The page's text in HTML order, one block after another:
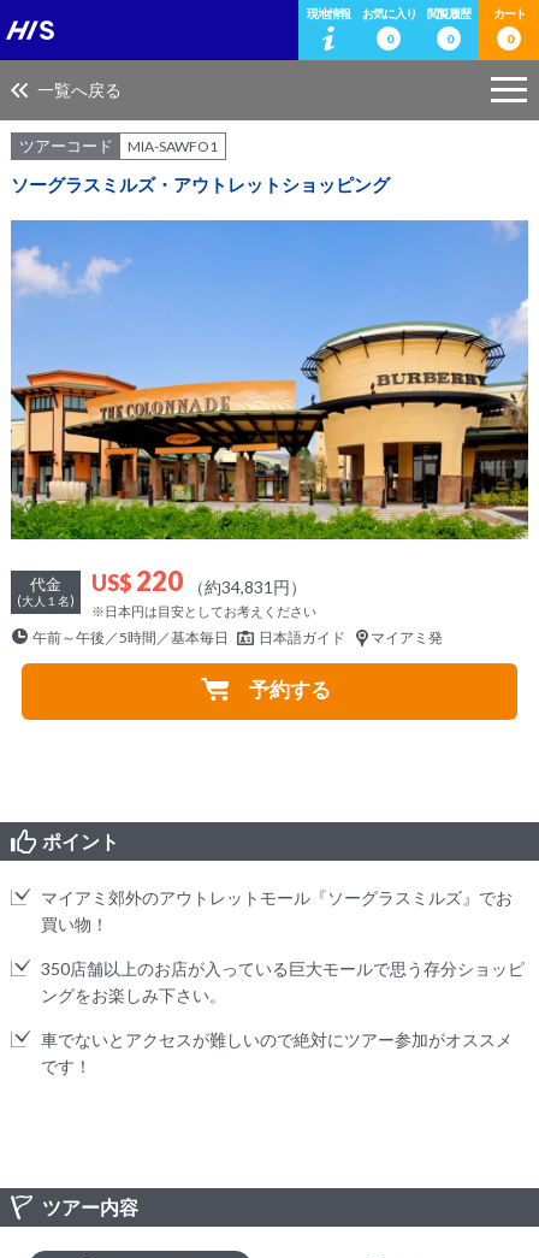
現地情報
お気に入り
0
閲覧履歴
0
カート
0
一覧へ戻る
ツアーコード MIA-SAWFO1
ソーグラスミルズ・アウトレットショッピング
代金
(大人１名)
US$ 220 （約34,831円）
※日本円は目安としてお考えください
午前～午後／5時間／基本毎日 日本語ガイド マイアミ発
予約する
ポイント
マイアミ郊外のアウトレットモール『ソーグラスミルズ』でお
買い物！
350店舗以上のお店が入っている巨大モールで思う存分ショッピ
ングをお楽しみ下さい。
車でないとアクセスが難しいので絶対にツアー参加がオススメ
です！
ツアー内容